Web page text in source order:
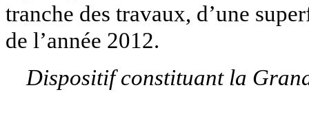
tranche des travaux, d’une
de l’année 2012.
Dispositif constituant la